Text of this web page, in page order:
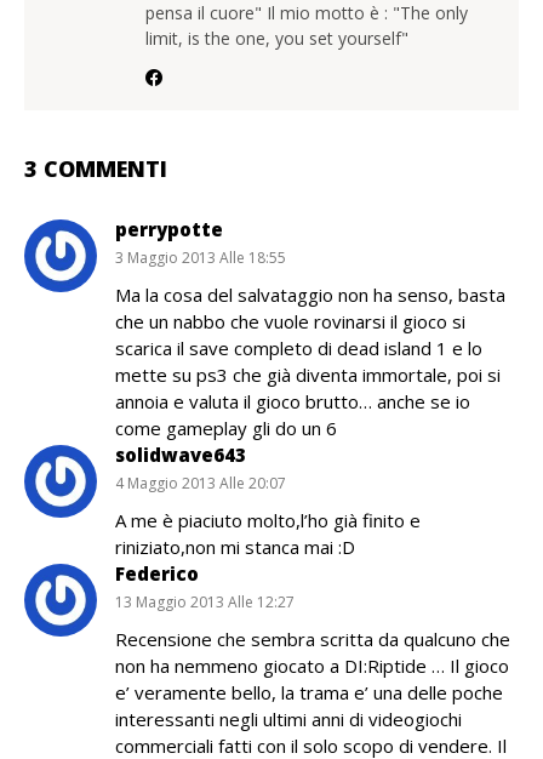
pensa il cuore" Il mio motto è : "The only
limit, is the one, you set yourself"
3 COMMENTI
perrypotte
3 Maggio 2013 Alle 18:55
Ma la cosa del salvataggio non ha senso, basta
che un nabbo che vuole rovinarsi il gioco si
scarica il save completo di dead island 1 e lo
mette su ps3 che già diventa immortale, poi si
annoia e valuta il gioco brutto… anche se io
come gameplay gli do un 6
solidwave643
4 Maggio 2013 Alle 20:07
A me è piaciuto molto,l’ho già finito e
riniziato,non mi stanca mai :D
Federico
13 Maggio 2013 Alle 12:27
Recensione che sembra scritta da qualcuno che
non ha nemmeno giocato a DI:Riptide … Il gioco
e’ veramente bello, la trama e’ una delle poche
interessanti negli ultimi anni di videogiochi
commerciali fatti con il solo scopo di vendere. Il